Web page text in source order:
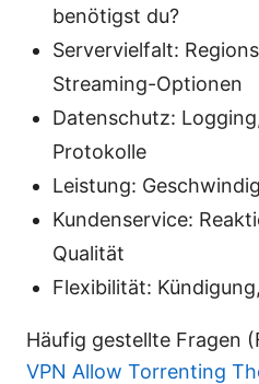
benötigst du?
Servervielfalt:
Streaming-Optionen
Datenschutz:
Protokolle
Leistung:
Kundenservice:
Qualität
Flexibilität:
Häufig gestellte Fragen
VPN Allow Torrenting